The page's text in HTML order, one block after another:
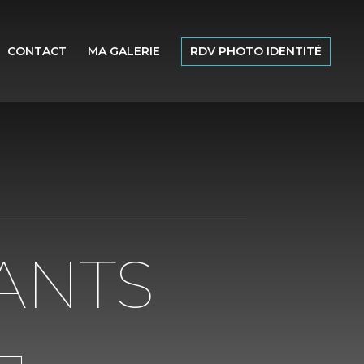
CONTACT MA GALERIE RDV PHOTO IDENTITÉ